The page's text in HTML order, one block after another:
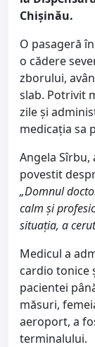
Chișinău.
O pasageră
o cădere
zborului,
slab. Potrivit
zile și
medicația sa
Angela Sîrbu,
povestit
„Domnul
calm și
situația, a
Medicul a
cardio tonice
pacientei
măsuri,
aeroport, a
terminalului.